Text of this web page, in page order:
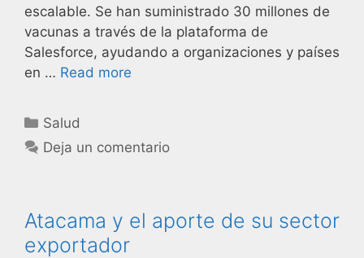
escalable. Se han suministrado 30 millones de
vacunas a través de la plataforma de
Salesforce, ayudando a organizaciones y países
en … Read more
Salud
Deja un comentario
Atacama y el aporte de su sector
exportador